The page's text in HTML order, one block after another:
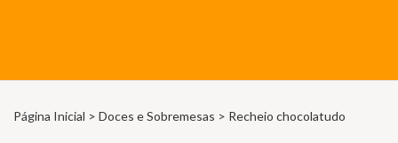
Página Inicial > Doces e Sobremesas > Recheio chocolatudo